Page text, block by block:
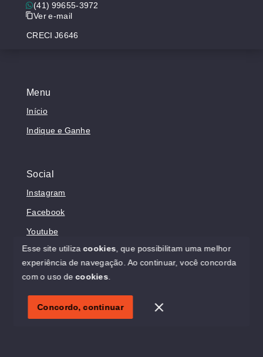
Menu
Início
Indique e Ganhe
Social
Instagram
Facebook
Youtube
© Copyright 2026 - Sonholar Imóveis - Todos os direitos
SITE PARA IMOBILIARIA
(41) 99655-3972
Ver e-mail
CRECI J6646
Esse site utilizacookies , que possibilitam uma melhor
experiência de navegação. Ao continuar, você concorda
com o uso decookies
Concordo, continuar